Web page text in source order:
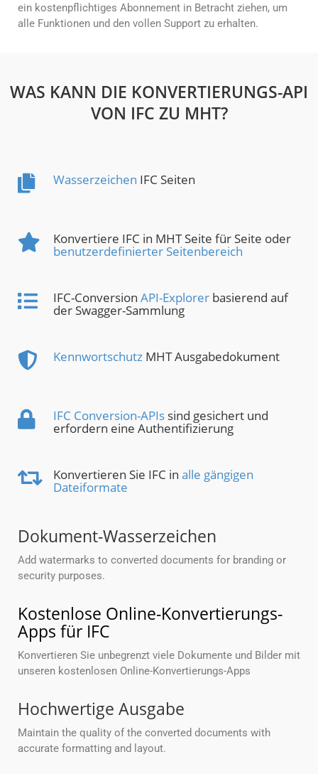
ein kostenpflichtiges Abonnement in Betracht ziehen, um
alle Funktionen und den vollen Support zu erhalten.
WAS KANN DIE KONVERTIERUNGS-API
VON IFC ZU MHT?
Wasserzeichen IFC Seiten
Konvertiere IFC in MHT Seite für Seite oder
benutzerdefinierter Seitenbereich
IFC-Conversion API-Explorer basierend auf
der Swagger-Sammlung
Kennwortschutz MHT Ausgabedokument
IFC Conversion-APIs sind gesichert und
erfordern eine Authentifizierung
Konvertieren Sie IFC in alle gängigen
Dateiformate
Dokument-Wasserzeichen
Add watermarks to converted documents for branding or
security purposes.
Kostenlose Online-Konvertierungs-
Apps für IFC
Konvertieren Sie unbegrenzt viele Dokumente und Bilder mit
unseren kostenlosen Online-Konvertierungs-Apps
Hochwertige Ausgabe
Maintain the quality of the converted documents with
accurate formatting and layout.